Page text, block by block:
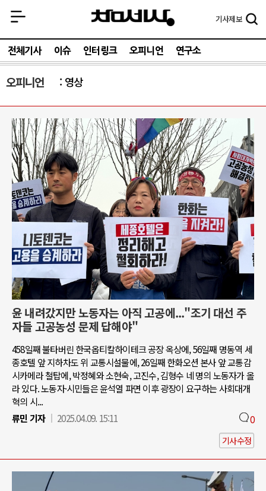
기사제보
전체기사 이슈 인터링크 오피니언 연구소
오피니언 영상
윤 내려갔지만 노동자는 아직 고공에..."조기 대선 주
자들 고공농성 문제 답해야"
458일째 불타버린 한국옵티칼하이테크 공장 옥상에, 56일째 명동역 세
종호텔 앞 지하차도 위 교통시설물에, 26일째 한화오션 본사 앞 교통감
시카메라 철탑에, 박정혜와 소현숙, 고진수, 김형수 네 명의 노동자가 올
라 있다. 노동자·시민들은 윤석열 파면 이후 광장이 요구하는 사회대개
혁의 시...
류민 기자
2025.04.09. 15:11 0
기사수정